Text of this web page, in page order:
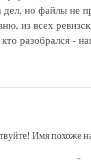
но файлы не
из всех
разобрался -
Имя похоже